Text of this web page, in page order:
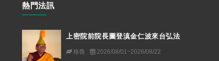
熱門法訊
上密院前院長圖登滇金仁波來台弘法
格魯 2026/08/01~2026/08/22